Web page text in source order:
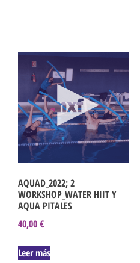
AQUAD_2022; 2
WORKSHOP_WATER HIIT Y
AQUA PITALES
40,00€
Leer más